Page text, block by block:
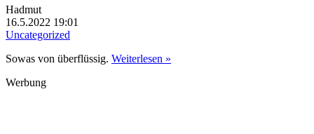
Hadmut
16.5.2022 19:01
Uncategorized
Sowas von überflüssig. Weiterlesen »
Werbung